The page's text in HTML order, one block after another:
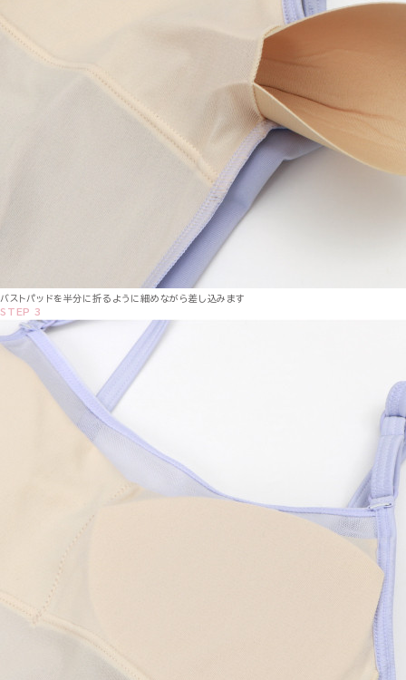
バストパッドを半分に折るように細めながら差し込みます
STEP 3